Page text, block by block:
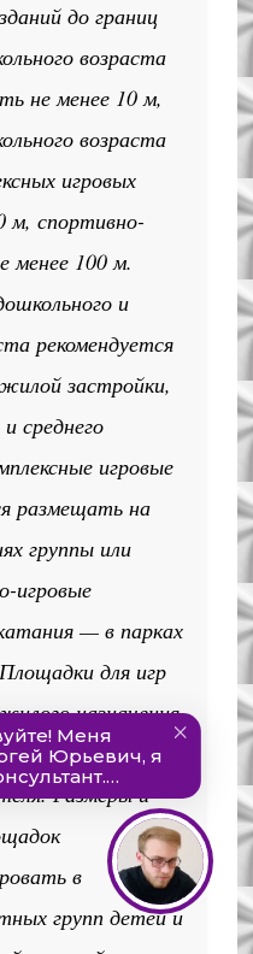
до границ
возраста
не менее 10 м,
возраста
игровых
м, спортивно-
менее 100 м.
и
рекомендуется
застройки,
среднего
игровые
размещать на
группы или
игровые
— в парках
для игр
назначения
из расчета
Размеры и
в
групп детей и